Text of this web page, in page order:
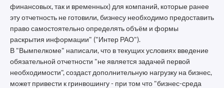
финансовых, так и временных) для компаний, которые ранее
эту отчетность не готовили, бизнесу необходимо предоставить
право самостоятельно определять объём и формы
раскрытия информации" ("Интер РАО").
В "Вымпелкоме" написали, что в текущих условиях введение
обязательной отчетности "не является задачей первой
необходимости", создаст дополнительную нагрузку на бизнес,
может привести к гринвошингу - при том что "бизнес-среда